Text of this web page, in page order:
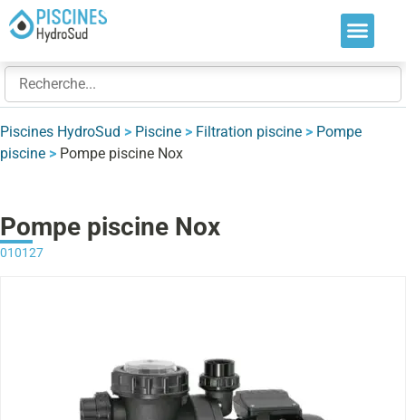
Piscines HydroSud > Piscine > Filtration piscine > Pompe
piscine > Pompe piscine Nox
Pompe piscine Nox
010127